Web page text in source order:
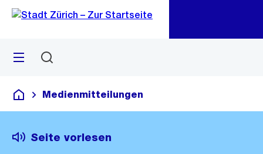
Navigation
Sprunglink
Menü
Deutsch
Medienmitteilungen
Seite vorlesen